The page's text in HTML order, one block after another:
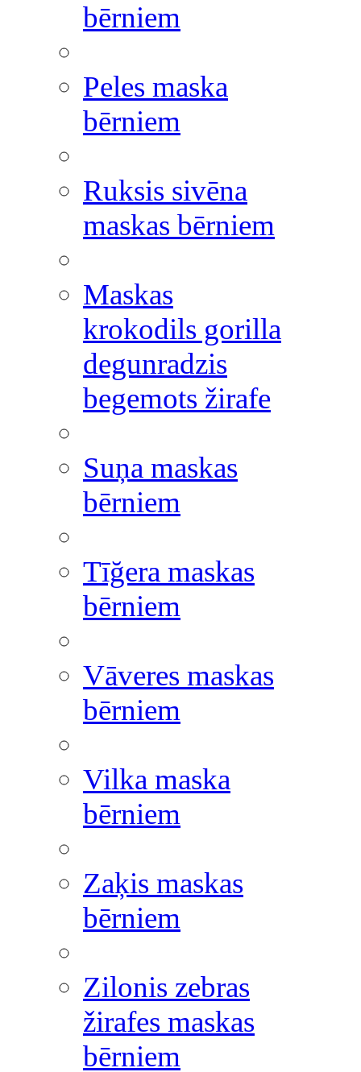
bērniem
Peles maska
bērniem
Ruksis sivēna
maskas bērniem
Maskas
krokodils gorilla
degunradzis
begemots žirafe
Suņa maskas
bērniem
Tīğera maskas
bērniem
Vāveres maskas
bērniem
Vilka maska
bērniem
Zaķis maskas
bērniem
Zilonis zebras
žirafes maskas
bērniem